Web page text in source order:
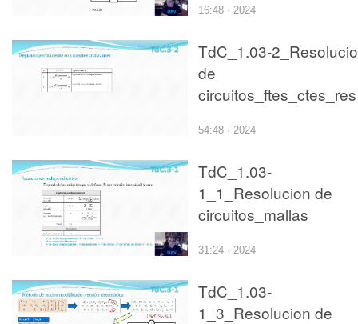
16:48 · 2024
TdC_1.03-
de
circuitos_ftes_ctes_res
54:48 · 2024
TdC_1.03-
1_1_Resolucion de
circuitos_mallas
31:24 · 2024
TdC_1.03-
1_3_Resolucion de